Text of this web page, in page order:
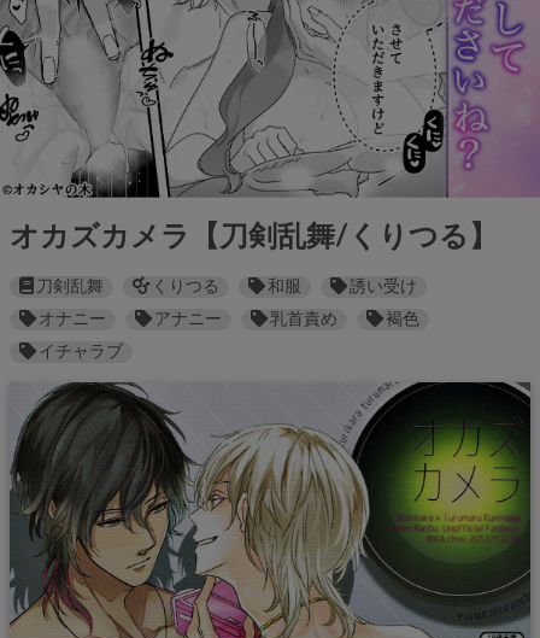
オカズカメラ【刀剣乱舞/くりつる】
刀剣乱舞 くりつる 和服
誘い受け
オナニー
アナニー 乳首責め
褐色
イチャラブ